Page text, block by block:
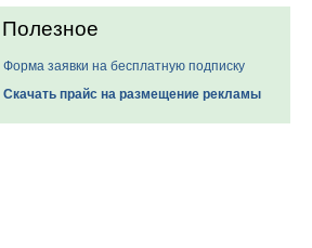
Полезное
Форма заявки на бесплатную подписку
Скачать прайс на размещение рекламы